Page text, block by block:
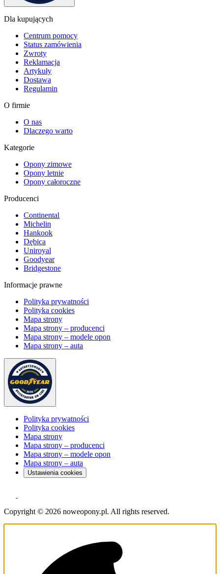
Dla kupujących
Centrum pomocy
Status zamówienia
Zwroty
Reklamacja
Artykuły
Dostawa
Regulamin
O firmie
O nas
Dlaczego warto
Kategorie
Opony zimowe
Opony letnie
Opony całoroczne
Producenci
Continental
Michelin
Hankook
Dębica
Uniroyal
Goodyear
Bridgestone
Informacje prawne
Polityka prywatności
Polityka cookies
Mapa strony
Mapa strony – producenci
Mapa strony – modele opon
Mapa strony – auta
Polityka prywatności
Polityka cookies
Mapa strony
Mapa strony – producenci
Mapa strony – modele opon
Mapa strony – auta
Ustawienia cookies
Copyright © 2026 noweopony.pl. All rights reserved.